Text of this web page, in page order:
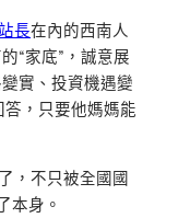
長在內的西南人
“家底”，誠意展
實、投資機遇變
答，只要他媽媽能
，不只被全國國
本身。